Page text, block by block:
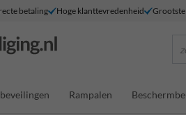
betaling Hoge klanttevredenheid
Rampalen